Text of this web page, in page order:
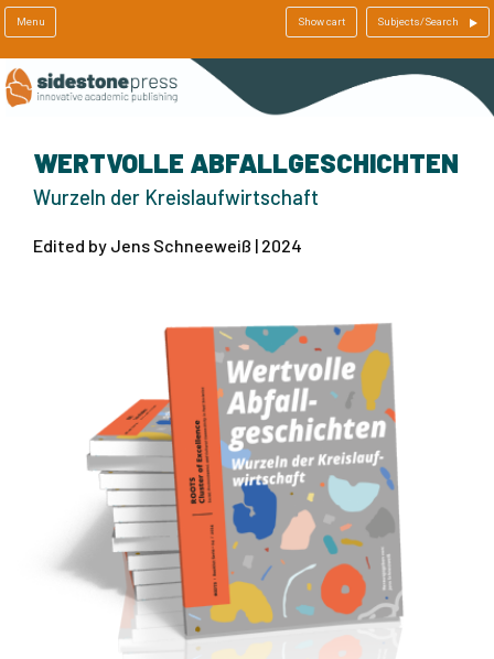
Menu Show cart Subjects/Search
WERTVOLLE ABFALLGESCHICHTEN
Wurzeln der Kreislaufwirtschaft
Edited by Jens Schneeweiß | 2024